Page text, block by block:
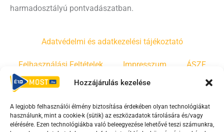
Hozzájárulás kezelése
A legjobb felhasználói élmény biztosítása érdekében olyan technológiákat
használunk, mint a cookie-k (sütik) az eszközadatok tárolására és/vagy
elérésére. Ezen technológiákba való beleegyezése lehetővé teszi számunkra,
harmadosztályú pontvadászatban.
Adatvédelmi és adatkezelési tájékoztató
Felhasználási Feltételek Impresszum ÁSZF
Irányelvek Moderálási szabályzat
F
Y
T